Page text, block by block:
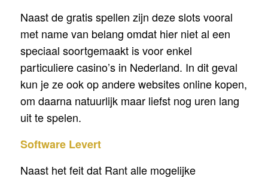
Naast de gratis spellen zijn deze slots vooral
met name van belang omdat hier niet al een
speciaal soortgemaakt is voor enkel
particuliere casino’s in Nederland. In dit geval
kun je ze ook op andere websites online kopen,
om daarna natuurlijk maar liefst nog uren lang
uit te spelen.
Software Levert
Naast het feit dat Rant alle mogelijke